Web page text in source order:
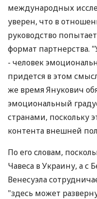
международных
уверен, что в
руководство
формат партнерства.
- человек
придется в этом
же время Янукович
эмоциональный
странами, поскольку
контента внешней
По его словам,
Чавеса в Украину, а с
Венесуэла
"здесь может